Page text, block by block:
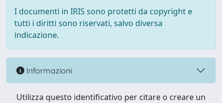
I documenti in IRIS sono protetti da copyright e
tutti i diritti sono riservati, salvo diversa
indicazione.
Informazioni
Utilizza questo identificativo per citare o creare un